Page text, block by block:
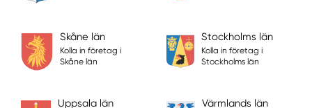
Skåne län
Kolla in företag i
Skåne län
Stockholms län
Kolla in företag i
Stockholms län
Uppsala län Värmlands län